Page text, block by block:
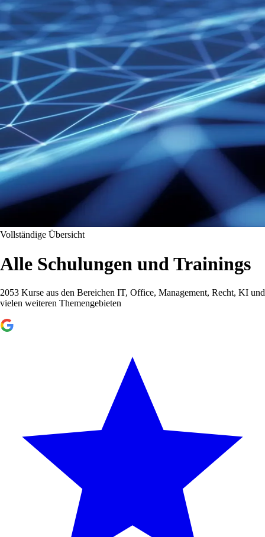
Vollständige Übersicht
Alle Schulungen und Trainings
2053 Kurse aus den Bereichen IT, Office, Management, Recht, KI und
vielen weiteren Themengebieten